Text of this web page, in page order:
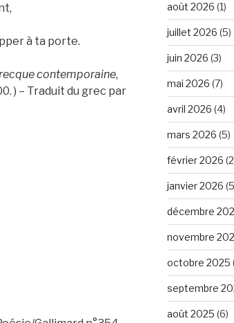
à ta porte.
contemporaine,
) – Traduit du grec par
août 2026 (1)
juillet 2026 (5)
juin 2026 (3)
mai 2026 (7)
avril 2026 (4)
mars 2026 (5)
février 2026
janvier 2026
décembre
novembre
octobre 2025
septembre
août 2025 (6)